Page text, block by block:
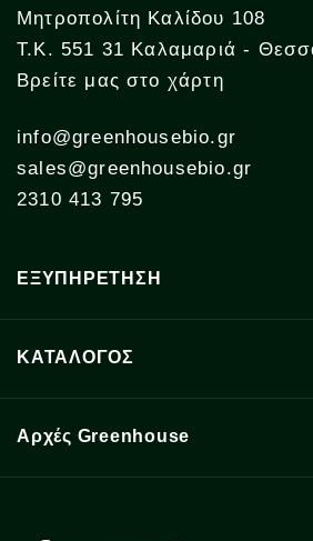
Μητροπολίτη Καλίδου 108
Τ.Κ. 551 31 Καλαμαριά -
Βρείτε μας στο χάρτη
info@greenhousebio.gr
sales@greenhousebio.gr
2310 413 795
ΕΞΥΠΗΡΕΤΗΣΗ
ΚΑΤΑΛΟΓΟΣ
Αρχές Greenhouse